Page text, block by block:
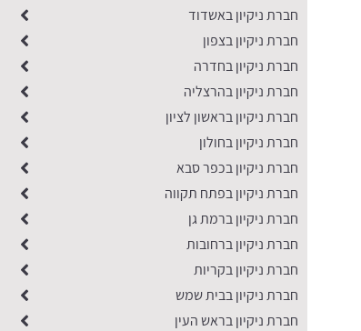
חברת ניקיון באשדוד
חברת ניקיון בצפון
חברת ניקיון בחדרה
חברת ניקיון בהרצליה
חברת ניקיון בראשון לציון
חברת ניקיון בחולון
חברת ניקיון בכפר סבא
חברת ניקיון בפתח תקווה
חברת ניקיון ברמת גן
חברת ניקיון ברחובות
חברת ניקיון בקריות
חברת ניקיון בבית שמש
חברת ניקיון בראש העין